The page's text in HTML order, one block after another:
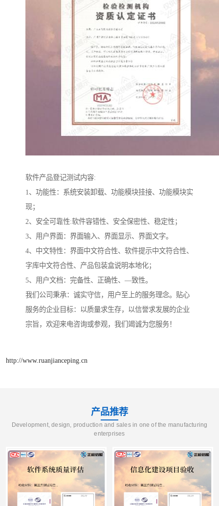
软件产品登记测试内容:
1、功能性：系统安装卸载、功能模块挂接、功能模块实
现；
2、安全可靠性:软件容错性、安全保密性、稳定性；
3、用户界面：界面输入、界面显示、界面文字。
4、中文特性：界面中文符合性、软件提示中文符合性、
字库中文符合性、产品包装盒说明本地化；
5、用户文档：完备性、正确性、—致性。
我们公司秉承：诚实守信，用户至上的服务理念。贴心
服务的企业目标：以质量求生存，以信誉求发展的企业
宗旨，欢迎来电咨询或参观，我们竭诚为您服务！
http://www.ruanjianceping.cn
产品推荐
Development, design, production and sales in one of the manufacturing
enterprises